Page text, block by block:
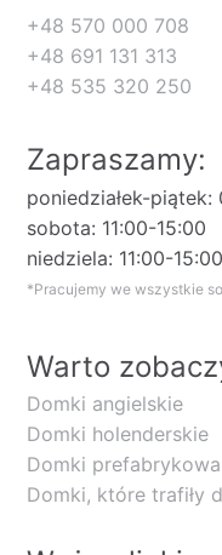
+48 570 000 708
+48 691 131 313
+48 535 320 250
Zapraszamy:
poniedziałek-piątek:
sobota: 11:00-15:00
niedziela: 11:00-15:00
*Pracujemy we wszystkie
Warto
Domki angielskie
Domki holenderskie
Domki
Domki, które trafiły